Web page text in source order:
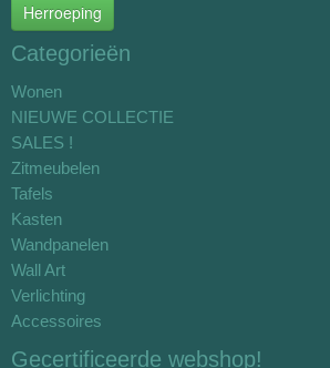
Herroeping
Categorieën
Wonen
NIEUWE COLLECTIE
SALES !
Zitmeubelen
Tafels
Kasten
Wandpanelen
Wall Art
Verlichting
Accessoires
Gecertificeerde webshop!